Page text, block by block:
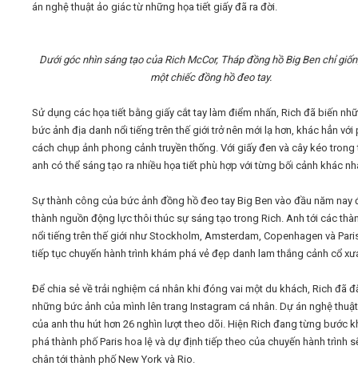
Tìm kiếm
án nghệ thuật ảo giác từ những họa tiết giấy đã ra đời.
Dưới góc nhìn sáng tạo của Rich McCor, Tháp đồng hồ Big Ben chỉ
một chiếc đồng hồ đeo tay.
Sử dụng các họa tiết bằng giấy cắt tay làm điểm nhấn, Rich đã biến
bức ảnh địa danh nổi tiếng trên thế giới trở nên mới lạ hơn, khác hẳn với
cách chụp ảnh phong cảnh truyền thống. Với giấy đen và cây kéo trong
anh có thể sáng tạo ra nhiều họa tiết phù hợp với từng bối cảnh khác
Sự thành công của bức ảnh đồng hồ đeo tay Big Ben vào đầu năm nay
thành nguồn động lực thôi thúc sự sáng tạo trong Rich. Anh tới các
nổi tiếng trên thế giới như Stockholm, Amsterdam, Copenhagen và
tiếp tục chuyến hành trình khám phá vẻ đẹp danh lam thắng cảnh cổ
Để chia sẻ về trải nghiệm cá nhân khi đóng vai một du khách, Rich đã
những bức ảnh của mình lên trang Instagram cá nhân. Dự án nghệ
của anh thu hút hơn 26 nghìn lượt theo dõi. Hiện Rich đang từng bước
phá thành phố Paris hoa lệ và dự định tiếp theo của chuyến hành trình
chân tới thành phố New York và Rio.